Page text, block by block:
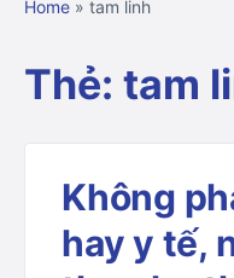
Home » tam linh
Thẻ: tam
Không
hay y tế,